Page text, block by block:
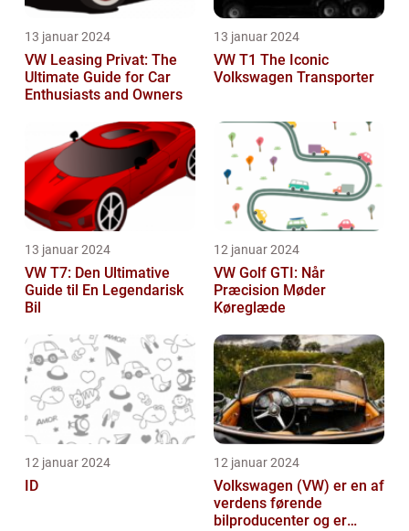
13 januar 2024
VW Leasing Privat: The
Ultimate Guide for Car
Enthusiasts and Owners
13 januar 2024
VW T1 The Iconic
Volkswagen Transporter
13 januar 2024
VW T7: Den Ultimative
Guide til En Legendarisk
Bil
12 januar 2024
VW Golf GTI: Når
Præcision Møder
Køreglæde
12 januar 2024
ID
12 januar 2024
Volkswagen (VW) er en af
verdens førende
bilproducenter og er